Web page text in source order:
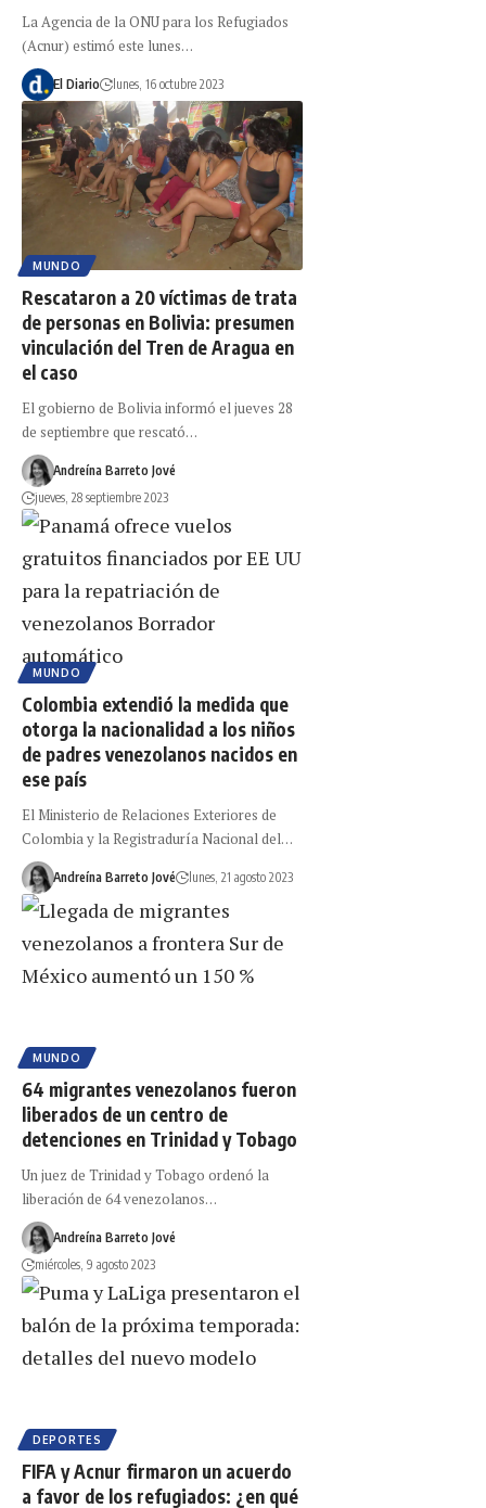
La Agencia de la ONU para los Refugiados
(Acnur) estimó este lunes…
El Diario lunes, 16 octubre 2023
MUNDO
Rescataron a 20 víctimas de trata
de personas en Bolivia: presumen
vinculación del Tren de Aragua en
el caso
El gobierno de Bolivia informó el jueves 28
de septiembre que rescató…
Andreína Barreto Jové
jueves, 28 septiembre 2023
MUNDO
Colombia extendió la medida que
otorga la nacionalidad a los niños
de padres venezolanos nacidos en
ese país
El Ministerio de Relaciones Exteriores de
Colombia y la Registraduría Nacional del…
Andreína Barreto Jové lunes, 21 agosto 2023
MUNDO
64 migrantes venezolanos fueron
liberados de un centro de
detenciones en Trinidad y Tobago
Un juez de Trinidad y Tobago ordenó la
liberación de 64 venezolanos…
Andreína Barreto Jové
miércoles, 9 agosto 2023
DEPORTES
FIFA y Acnur firmaron un acuerdo
a favor de los refugiados: ¿en qué